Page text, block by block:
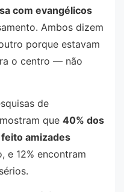
com evangélicos
Ambos dizem
porque estavam
o centro — não
de
que 40% dos
amizades
e 12% encontram